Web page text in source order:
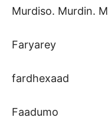
Murdiso. Murdin.
Faryarey
fardhexaad
Faadumo